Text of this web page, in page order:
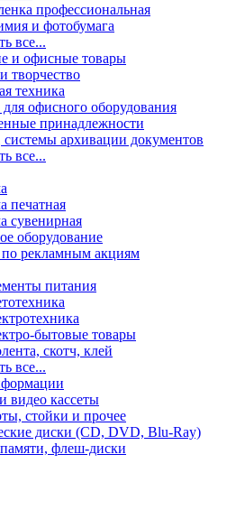
профессиональная
и фотобумага
все...
и офисные товары
творчество
техника
для офисного оборудования
принадлежности
архивации документов
все...
печатная
сувенирная
оборудование
рекламным акциям
питания
бытовые товары
скотч, клей
все...
видео кассеты
стойки и прочее
диски (CD, DVD, Blu-Ray)
флеш-диски